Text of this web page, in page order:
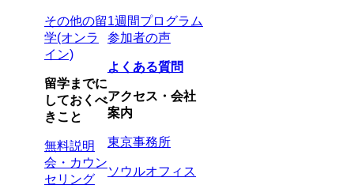
その他の留
学(オンラ
イン)
留学までに
しておくべ
きこと
無料説明
会・カウン
セリング
1週間プログラム
参加者の声
よくある質問
アクセス・会社
案内
東京事務所
ソウルオフィス